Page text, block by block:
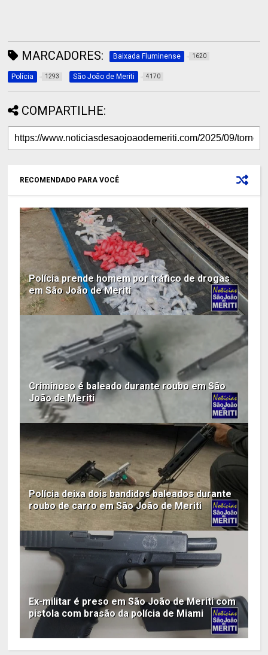
MARCADORES: Baixada Fluminense 1620
Polícia 1293 São João de Meriti 4170
COMPARTILHE:
RECOMENDADO PARA VOCÊ
Polícia prende homem por tráfico de drogas
em São João de Meriti
Criminoso é baleado durante roubo em São
João de Meriti
Polícia deixa dois bandidos baleados durante
roubo de carro em São João de Meriti
Ex-militar é preso em São João de Meriti com
pistola com brasão da polícia de Miami